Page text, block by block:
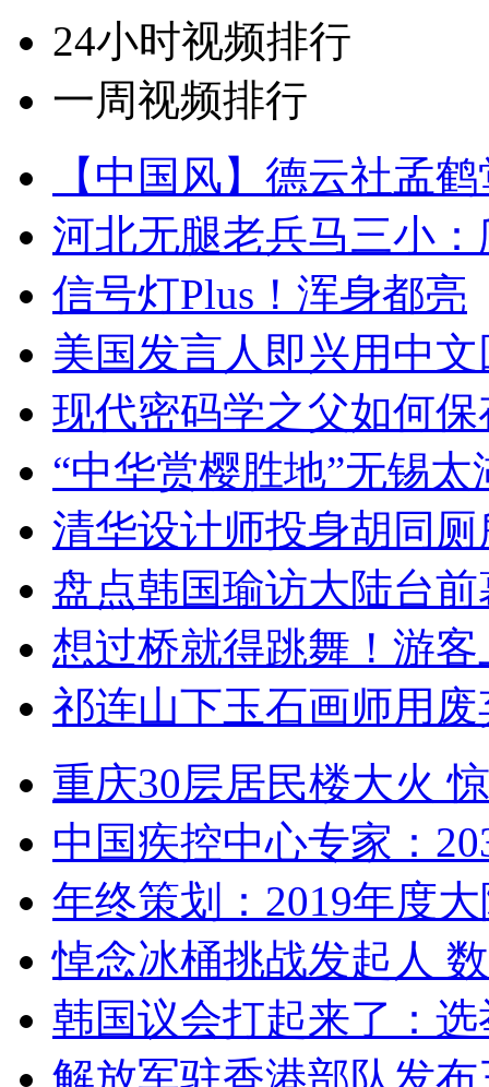
24小时视频排行
一周视频排行
【中国风】德云社孟
河北无腿老兵马三小
信号灯Plus！浑身都亮
美国发言人即兴用中
现代密码学之父如何
“中华赏樱胜地”无锡
清华设计师投身胡同
盘点韩国瑜访大陆台
想过桥就得跳舞！游客
祁连山下玉石画师用
重庆30层居民楼大火
中国疾控中心专家：
年终策划：2019年度
悼念冰桶挑战发起人
韩国议会打起来了：
解放军驻香港部队发